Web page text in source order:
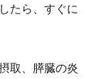
たら、すぐに
取、膵臓の炎